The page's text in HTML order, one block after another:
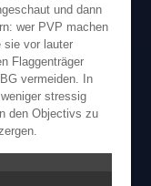
und dann
wer PVP machen
sie vor lauter
Flaggenträger
vermeiden. In
stressig
den Objectivs zu